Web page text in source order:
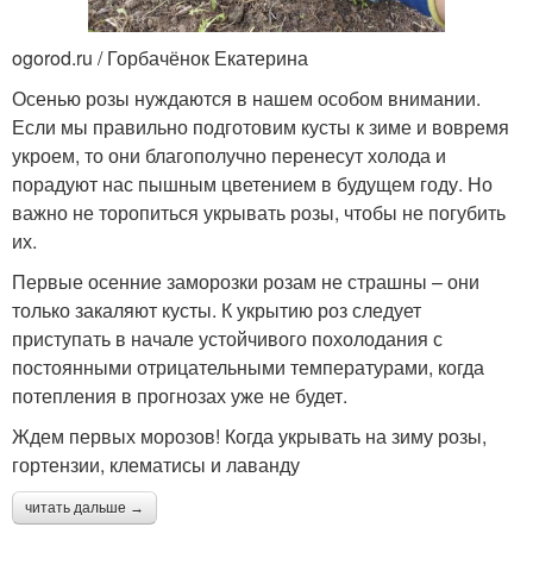
ogorod.ru / Горбачёнок Екатерина
Осенью розы нуждаются в нашем особом внимании.
Если мы правильно подготовим кусты к зиме и вовремя
укроем, то они благополучно перенесут холода и
порадуют нас пышным цветением в будущем году. Но
важно не торопиться укрывать розы, чтобы не погубить
их.
Первые осенние заморозки розам не страшны – они
только закаляют кусты. К укрытию роз следует
приступать в начале устойчивого похолодания с
постоянными отрицательными температурами, когда
потепления в прогнозах уже не будет.
Ждем первых морозов! Когда укрывать на зиму розы,
гортензии, клематисы и лаванду
читать дальше →